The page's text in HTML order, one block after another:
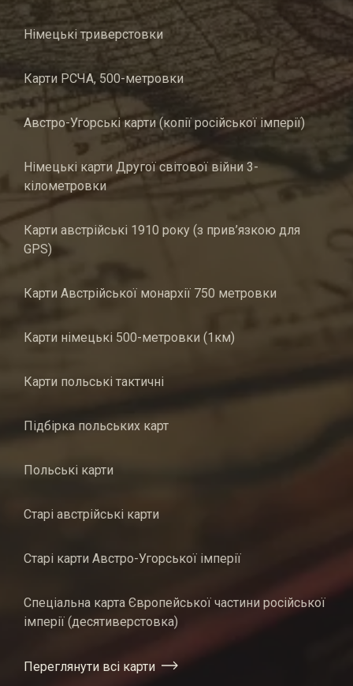
Німецькі триверстовки
Карти РСЧА, 500-метровки
Австро-Угорські карти (копії російської імперії)
Німецькі карти Другої світової війни 3-
кілометровки
Карти австрійські 1910 року (з прив’язкою для
GPS)
Карти Австрійської монархії 750 метровки
Карти німецькі 500-метровки (1км)
Карти польські тактичні
Підбірка польських карт
Польські карти
Старі австрійські карти
Старі карти Австро-Угорської імперії
Спеціальна карта Європейської частини російської
імперії (десятиверстовка)
Переглянути всі карти